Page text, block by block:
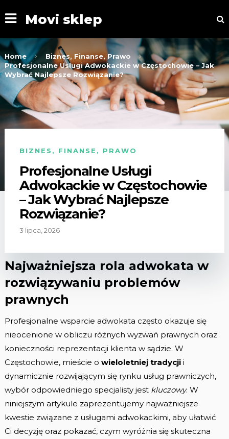
Movi sklep
Home
Biznes, Finanse, Prawo
Profesjonalne Usługi Adwokackie w Częstochowie – Jak
Wybrać Najlepsze Rozwiązanie?
BIZNES, FINANSE, PRAWO
Profesjonalne Usługi
Adwokackie w Częstochowie
– Jak Wybrać Najlepsze
Rozwiązanie?
3 lipca, 2026
Najważniejsza rola adwokata w
rozwiązywaniu problemów
prawnych
Profesjonalne wsparcie adwokata często okazuje się
nieocenione w obliczu różnych wyzwań prawnych oraz
konieczności reprezentacji klienta w sądzie. W
Częstochowie, mieście o wieloletniej tradycjii
dynamicznie rozwijającym się rynku usług prawniczych,
wybór odpowiedniego specjalisty jest kluczowy. W
niniejszym artykule zaprezentujemy najważniejsze
kwestie związane z usługami adwokackimi, aby ułatwić
Ci decyzję oraz pokazać, czym wyróżnia się skuteczna